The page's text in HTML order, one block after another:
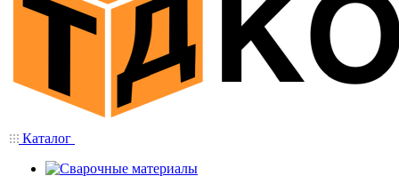
Каталог